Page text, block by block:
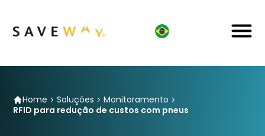
Home Soluções
Monitoramento
RFID para redução de custos com pneus